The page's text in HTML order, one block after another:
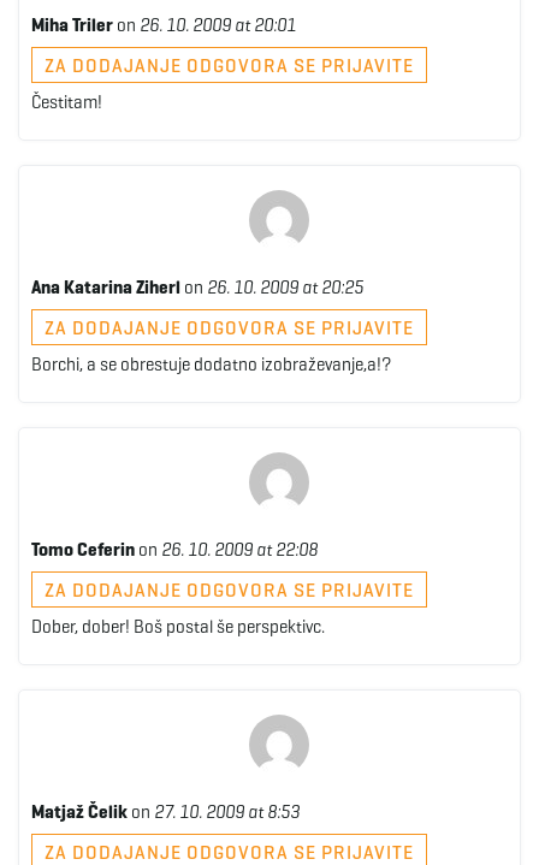
Miha Triler on 26. 10. 2009 at 20:01
ZA DODAJANJE ODGOVORA SE PRIJAVITE
Čestitam!
Ana Katarina Ziherl on 26. 10. 2009 at 20:25
ZA DODAJANJE ODGOVORA SE PRIJAVITE
Borchi, a se obrestuje dodatno izobraževanje,a!?
Tomo Ceferin on 26. 10. 2009 at 22:08
ZA DODAJANJE ODGOVORA SE PRIJAVITE
Dober, dober! Boš postal še perspektivc.
Matjaž Čelik on 27. 10. 2009 at 8:53
ZA DODAJANJE ODGOVORA SE PRIJAVITE